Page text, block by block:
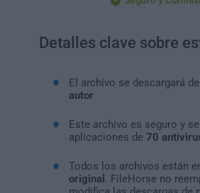
Detalles clave sobre
El archivo se descargará del
autor
Este archivo es seguro y
aplicaciones de 70
Todos los archivos están
original
. FileHorse no